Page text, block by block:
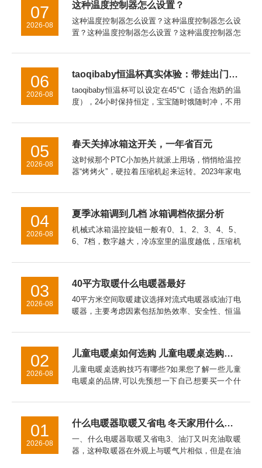
这种温度控制器怎么设置？
这种温度控制器怎么设置？这种温度控制器怎么设
置？这种温度控制器怎么设置？这种温度控制器怎
怎么设置Ew一981温度控制器怎么设置泛达p909温
07
2026-08
taoqibaby恒温杯真实体验：带娃出门的“移动温奶站”，对比同类产品优势明显
taoqibaby恒温杯可以设定在45°C（适合泡奶的温
度），24小时保持恒定，宝宝随时饿随时冲，不用
taoqibaby恒温杯已经成为我出门必带的装备。如
果你...
06
2026-08
春天关掉冰箱这开关，一年省百元
这时候那个PTC小加热片就派上用场，悄悄给温控
器“烤烤火”，硬拉着压缩机起来运转。2023年家电
白白多跑100度电。冷冻室的温度万一回升到了零
下15℃以上，...
05
2026-08
夏季冰箱调到几档 冰箱调档依据分析
机械式冰箱温控旋钮一般有0、1、2、3、4、5、
6、7档，数字越大，冷冻室里的温度越低，压缩机
季节温度变化来调节，一般春秋天我们可以调在3
档上，具体要看你的...
04
2026-08
40平方取暖什么电暖器最好
40平方米空间取暖建议选择对流式电暖器或油汀电
暖器，主要考虑因素包括加热效率、安全性、恒温
面温度通常控制在60℃以下，儿童房使用更安全。
油汀电暖器因热惯性大...
03
2026-08
儿童电暖桌如何选购 儿童电暖桌选购技巧【详细介绍】
儿童电暖桌选购技巧有哪些?如果您了解一些儿童
电暖桌的品牌,可以先预想一下自己想要买一个什
选技巧的介绍，希望对于家长挑选儿童电暖桌是有
帮助的。
02
2026-08
什么电暖器取暖又省电 冬天家用什么取暖器好
一、什么电暖器取暖又省电3、油汀又叫充油取暖
器，这种取暖器在外观上与暖气片相似，但是在油
01
2026-08